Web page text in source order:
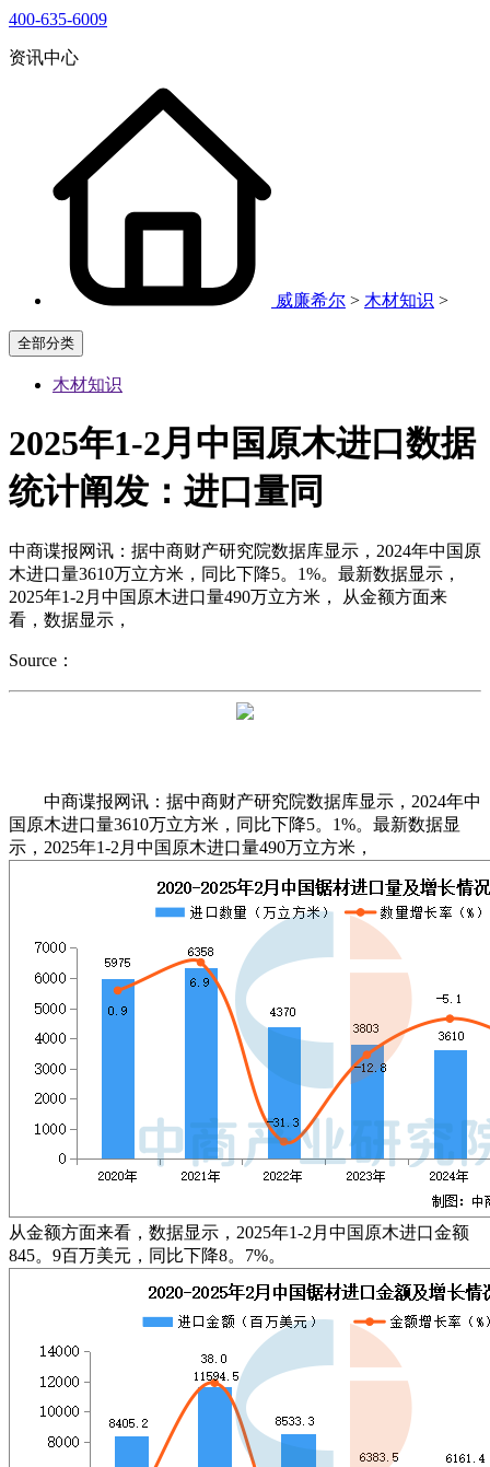
400-635-6009
资讯中心
威廉希尔 > 木材知识 >
全部分类
木材知识
2025年1-2月中国原木进口数据
统计阐发：进口量同
中商谍报网讯：据中商财产研究院数据库显示，2024年中国原
木进口量3610万立方米，同比下降5。1%。最新数据显示，
2025年1-2月中国原木进口量490万立方米， 从金额方面来
看，数据显示，
Source：
中商谍报网讯：据中商财产研究院数据库显示，2024年中
国原木进口量3610万立方米，同比下降5。1%。最新数据显
示，2025年1-2月中国原木进口量490万立方米，
从金额方面来看，数据显示，2025年1-2月中国原木进口金额
845。9百万美元，同比下降8。7%。